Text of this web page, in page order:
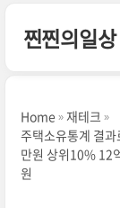
찐찐의일상
Home
재테크
주택소유통계 결
만원 상위10% 12
원